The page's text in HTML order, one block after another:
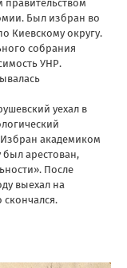
правительством
Был избран во
Киевскому округу.
собрания
УНР.
уехал в
Избран академиком
был арестован,
После
выехал на
скончался.